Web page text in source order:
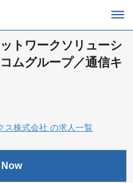
トワークソリューシ
ムグループ／通信キ
ス株式会社 の求人一覧